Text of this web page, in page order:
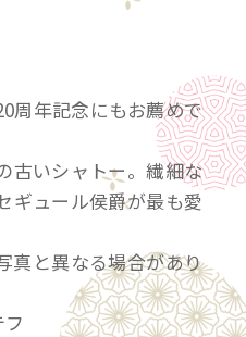
周年記念にもお薦めで
古いシャトー。繊細な
ギュール侯爵が最も愛
真と異なる場合があり